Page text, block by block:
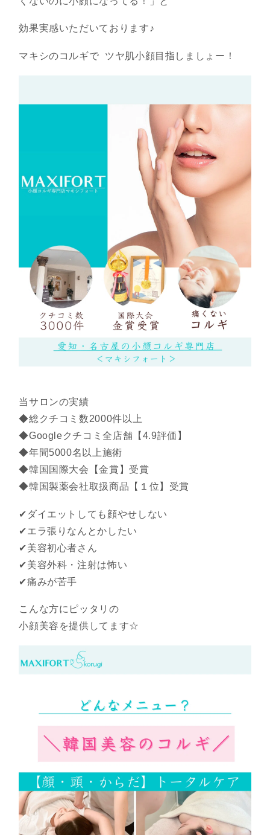
効果実感いただいております♪
マキシのコルギで ツヤ肌小顔目指しましょー！
当サロンの実績
◆総クチコミ数2000件以上
◆Googleクチコミ全店舗【4.9評価】
◆年間5000名以上施術
◆韓国国際大会【金賞】受賞
◆韓国製薬会社取扱商品【１位】受賞
✔︎ダイエットしても顔やせしない
✔︎エラ張りなんとかしたい
✔︎美容初心者さん
✔︎美容外科・注射は怖い
✔︎痛みが苦手
こんな方にピッタリの
小顔美容を提供してます☆